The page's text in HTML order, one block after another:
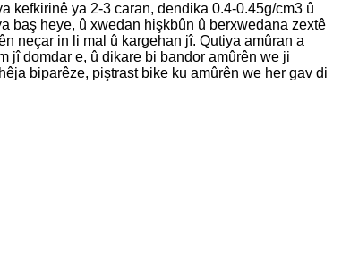
kefkirinê ya 2-3 caran, dendika 0.4-0.45g/cm3 û
baş heye, û xwedan hişkbûn û berxwedana zextê
neçar in li mal û kargehan jî. Qutiya amûran a
jî domdar e, û dikare bi bandor amûrên we ji
biparêze, piştrast bike ku amûrên we her gav di